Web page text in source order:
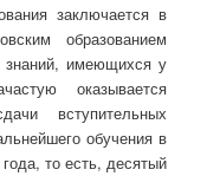
заключается в
образованием
знаний, имеющихся у
оказывается
вступительных
обучения в
то есть, десятый